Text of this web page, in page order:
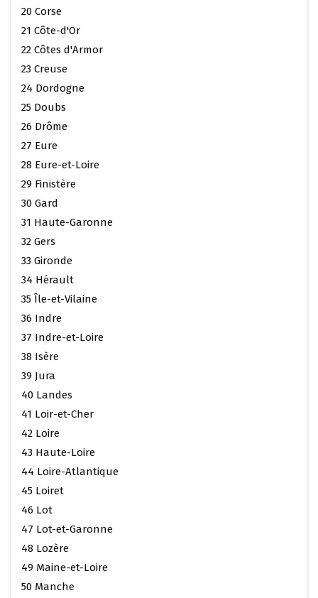
20 Corse
21 Côte-d'Or
22 Côtes d'Armor
23 Creuse
24 Dordogne
25 Doubs
26 Drôme
27 Eure
28 Eure-et-Loire
29 Finistère
30 Gard
31 Haute-Garonne
32 Gers
33 Gironde
34 Hérault
35 Île-et-Vilaine
36 Indre
37 Indre-et-Loire
38 Isère
39 Jura
40 Landes
41 Loir-et-Cher
42 Loire
43 Haute-Loire
44 Loire-Atlantique
45 Loiret
46 Lot
47 Lot-et-Garonne
48 Lozère
49 Maine-et-Loire
50 Manche